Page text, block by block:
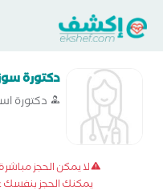
دكتورة
دكتورة
لا يمكن الحجز
يمكنك الحجز بنفسك